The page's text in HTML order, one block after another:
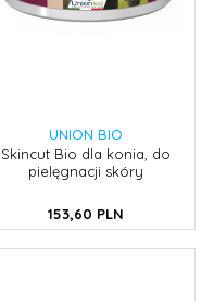
UNION BIO
Skincut Bio dla konia, do
pielęgnacji skóry
153,60 PLN